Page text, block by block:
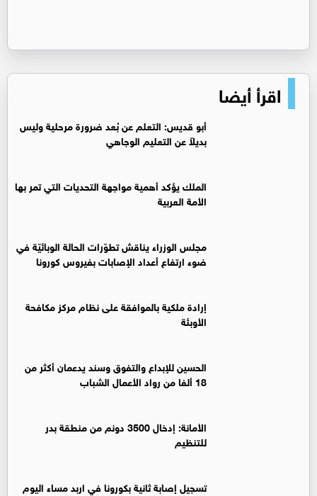
اقرأ أيضا
أبو قديس: التعلم عن بُعد ضرورة مرحلية وليس
بديلاً عن التعليم الوجاهي
الملك يؤكد أهمية مواجهة التحديات التي تمر بها
الأمة العربية
مجلس الوزراء يناقش تطوّرات الحالة الوبائيّة في
ضوء ارتفاع أعداد الإصابات بفيروس كورونا
إرادة ملكية بالموافقة على نظام مركز مكافحة
الأوبئة
الحسين للإبداع والتفوق وسند يدعمان أكثر من
18 ألفا من رواد الأعمال الشباب
الأمانة: إدخال 3500 دونم من منطقة بدر
للتنظيم
تسجيل إصابة ثانية بكورونا في اربد مساء اليوم